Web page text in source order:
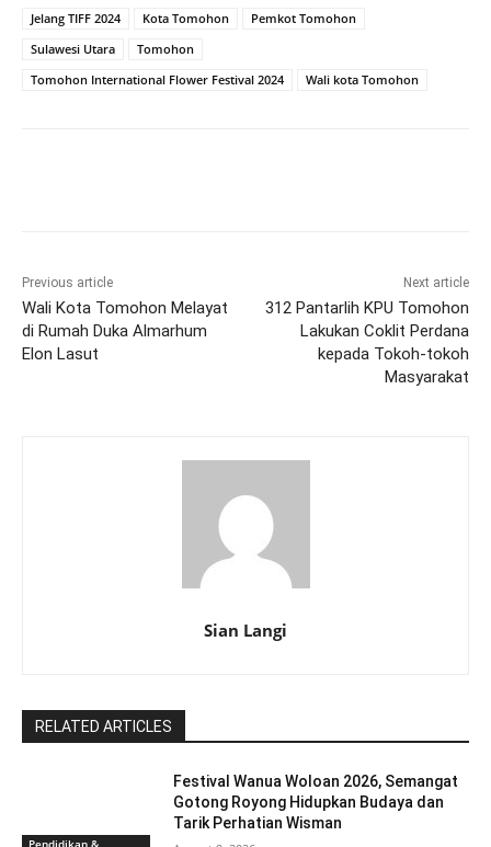
Jelang TIFF 2024
Kota Tomohon
Pemkot Tomohon
Sulawesi Utara
Tomohon
Tomohon International Flower Festival 2024
Wali kota Tomohon
Previous article
Wali Kota Tomohon Melayat
di Rumah Duka Almarhum
Elon Lasut
Next article
312 Pantarlih KPU Tomohon
Lakukan Coklit Perdana
kepada Tokoh-tokoh
Masyarakat
Sian Langi
RELATED ARTICLES
Festival Wanua Woloan 2026, Semangat
Gotong Royong Hidupkan Budaya dan
Tarik Perhatian Wisman